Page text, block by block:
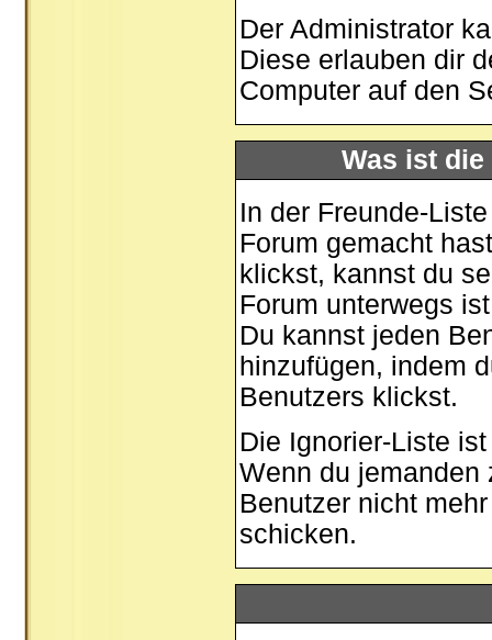
Der Administrator
Diese erlauben dir
Computer auf den
Was ist
In der Freunde-
Forum gemacht
klickst, kannst du
Forum unterwegs
Du kannst jeden
hinzufügen, indem
Benutzers klickst.
Die Ignorier-Liste
Wenn du jemanden
Benutzer nicht
schicken.